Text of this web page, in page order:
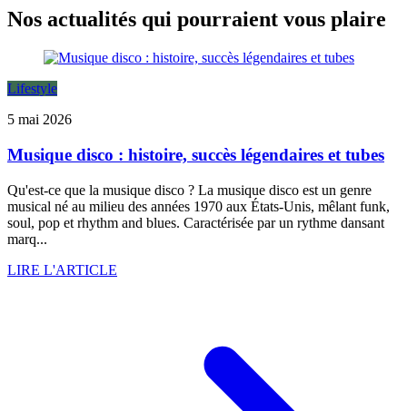
Nos actualités qui pourraient vous plaire
Lifestyle
5 mai 2026
Musique disco : histoire, succès légendaires et tubes
Qu'est-ce que la musique disco ? La musique disco est un genre
musical né au milieu des années 1970 aux États-Unis, mêlant funk,
soul, pop et rhythm and blues. Caractérisée par un rythme dansant
marq...
LIRE L'ARTICLE